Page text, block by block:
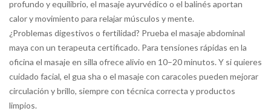
profundo y equilibrio, el masaje ayurvédico o el balinés aportan
calor y movimiento para relajar músculos y mente.
¿Problemas digestivos o fertilidad? Prueba el masaje abdominal
maya con un terapeuta certificado. Para tensiones rápidas en la
oficina el masaje en silla ofrece alivio en 10–20 minutos. Y si quieres
cuidado facial, el gua sha o el masaje con caracoles pueden mejorar
circulación y brillo, siempre con técnica correcta y productos
limpios.